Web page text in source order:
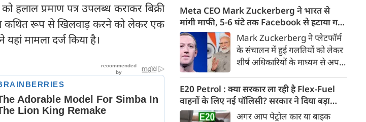
हलाल प्रमाण पत्र उपलब्ध कराकर बिक्री
कथित रूप से खिलवाड़ करने को लेकर एक
मामला दर्ज किया है।
इलेक्ट्रिक स्कूटर का पहला वीडियो
टीजर जारी कर दिया है। इस नए
इलेक्ट्रिक स्कूटर का नाम Ather
Konarc बताया गया है। कंपनी इसे
29 अगस्त 2026 को होने वाले
Ather Annual Community
Day के दौरान भारतीय बाजार में पेश
करेगी।
Meta CEO Mark Zuckerberg ने भारत से
मांगी माफी, 5-6 घंटे तक Facebook से हटाया गया
था PM Modi का वीडियोMark Zuckerberg ने प्लेटफॉर्म
के संचालन में हुई गलतियों को लेकर
शीर्ष अधिकारियों के माध्यम से अपनी
बैठक के दौरान Meta ने यह भी
स्वीकार किया कि कुछ खास तरह के
कंटेंट को ज्यादा लोगों तक पहुंचाने के
E20 Petrol : क्या सरकार ला रही है Flex-Fuel
वाहनों के लिए नई पॉलिसी? सरकार ने दिया बड़ा
अपडेट
अगर आप पेट्रोल कार या बाइक